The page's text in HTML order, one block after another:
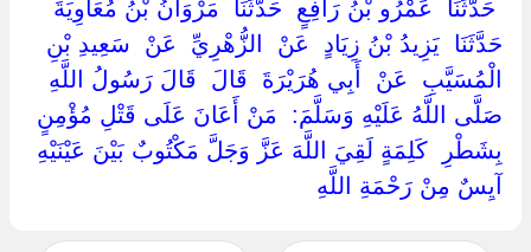
‏ ‏حَدَّثَنَا ‏ ‏عَمْرُو بْنُ رَافِعٍ ‏ ‏حَدَّثَنَا ‏ ‏مَرْوَانُ بْنُ مُعَاوِيَةَ ‏
‏حَدَّثَنَا ‏ ‏يَزِيدُ بْنُ زِيَادٍ ‏ ‏عَنْ ‏ ‏الزُّهْرِيِّ ‏ ‏عَنْ ‏ ‏سَعِيدِ بْنِ
الْمُسَيَّبِ ‏ ‏عَنْ ‏ ‏أَبِي هُرَيْرَةَ ‏ ‏قَالَ ‏ ‏قَالَ رَسُولُ اللَّهِ ‏
‏صَلَّى اللَّهُ عَلَيْهِ وَسَلَّمَ: ‏ ‏مَنْ أَعَانَ عَلَى قَتْلِ مُؤْمِنٍ ‏
‏بِشَطْرِ ‏ ‏كَلِمَةٍ لَقِيَ اللَّهَ عَزَّ وَجَلَّ مَكْتُوبٌ بَيْنَ عَيْنَيْهِ
آيِسٌ مِنْ رَحْمَةِ اللَّهِ ‏